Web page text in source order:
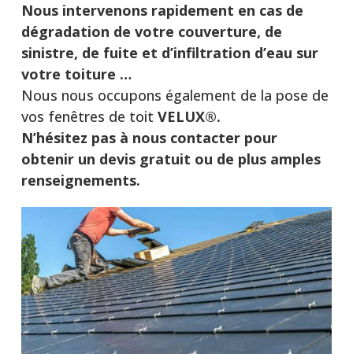
Nous intervenons rapidement en cas de
dégradation de votre couverture, de
sinistre, de fuite et d’infiltration d’eau sur
votre toiture …
Nous nous occupons également de la pose de
vos fenêtres de toit VELUX®.
N’hésitez pas à nous contacter pour
obtenir un devis gratuit ou de plus amples
renseignements.